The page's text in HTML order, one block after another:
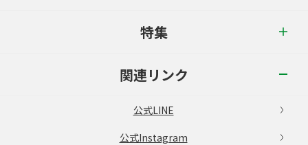
特集
関連リンク
公式LINE
公式Instagram